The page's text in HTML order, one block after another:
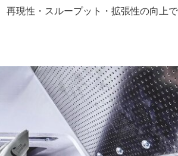
現性・スループット・拡張性の向上